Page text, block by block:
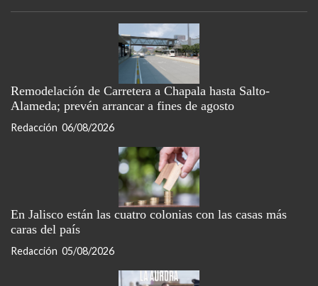
Remodelación de Carretera a Chapala hasta Salto-
Alameda; prevén arrancar a fines de agosto
Redacción 06/08/2026
En Jalisco están las cuatro colonias con las casas más
caras del país
Redacción 05/08/2026